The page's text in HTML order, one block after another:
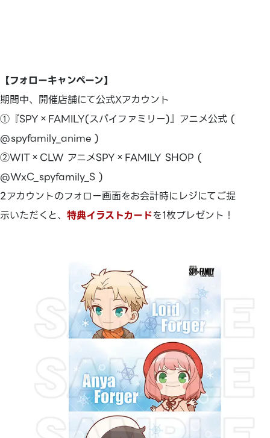
【フォローキャンペーン】
期間中、開催店舗にて公式Xアカウント
①『SPY×FAMILY(スパイファミリー)』アニメ公式 (
@spyfamily_anime )
②WIT×CLW アニメSPY×FAMILY SHOP (
@WxC_spyfamily_S )
2アカウントのフォロー画面をお会計時にレジにてご提
示いただくと、 特典イラストカードを1枚プレゼント！